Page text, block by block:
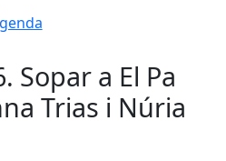
Sopar a El Pa
Trias i Núria